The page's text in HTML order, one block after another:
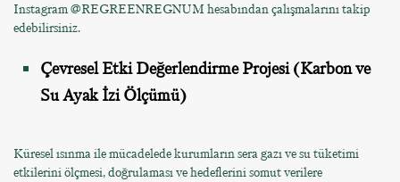
Instagram @REGREENREGNUM hesabından çalışmalarını takip
edebilirsiniz.
Çevresel Etki Değerlendirme Projesi (Karbon ve
Su Ayak İzi Ölçümü)
Küresel ısınma ile mücadelede kurumların sera gazı ve su tüketimi
etkilerini ölçmesi, doğrulaması ve hedeflerini somut verilere